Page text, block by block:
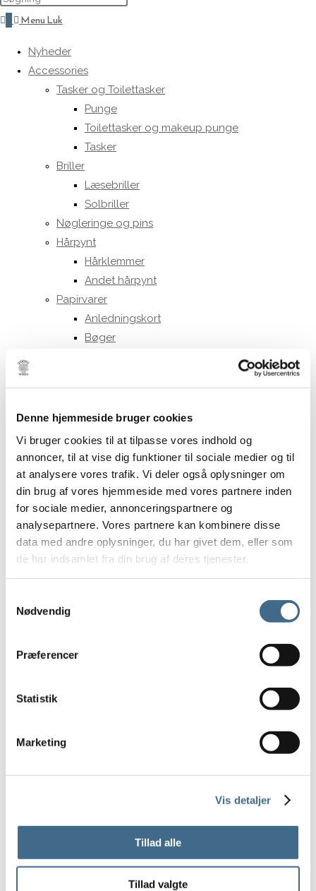
Denne hjemmeside bruger cookies
Vi bruger cookies til at tilpasse vores indhold og
annoncer, til at vise dig funktioner til sociale medier og til
at analysere vores trafik. Vi deler også oplysninger om
din brug af vores hjemmeside med vores partnere inden
for sociale medier, annonceringspartnere og
analysepartnere. Vores partnere kan kombinere disse
data med andre oplysninger, du har givet dem, eller som
de har indsamlet fra din brug af deres tjenester.
Nødvendig
Præferencer
Statistik
Marketing
Vis detaljer
Tillad alle
Tillad valgte
search
0 MenuLuk
Nyheder
Accessories
Tasker og Toilettasker
Punge
Toilettasker og makeup punge
Tasker
Briller
Læsebriller
Solbriller
Nøgleringe og pins
Hårpynt
Hårklemmer
Andet hårpynt
Papirvarer
Anledningskort
Bøger
Armbånd
Øreringe
Personlig pleje
Sæber og Cremer
Neglelak
Strømper og sokker
Huer, vanter og halstørklæder
Tørklæder
Diverse boligtilbehør
Gulvtæpper
LIV Interior tæpper
Diverse